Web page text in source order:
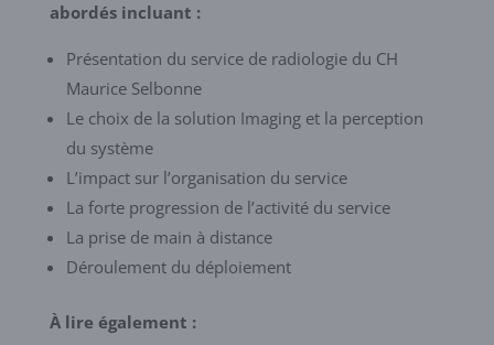
abordés incluant :
Présentation du service de radiologie du CH
Maurice Selbonne
Le choix de la solution Imaging et la perception
du système
L’impact sur l’organisation du service
La forte progression de l’activité du service
La prise de main à distance
Déroulement du déploiement
À lire également :